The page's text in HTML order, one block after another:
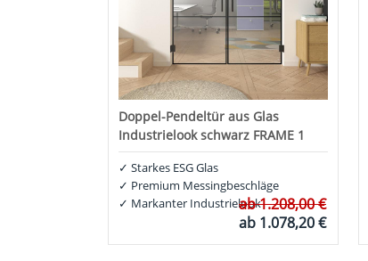
Doppel-Pendeltür aus Glas
Industrielook schwarz FRAME 1
✓ Starkes ESG Glas
✓ Premium Messingbeschläge
✓ Markanter Industrielook
ab1.208,00 €
ab 1.078,20 €